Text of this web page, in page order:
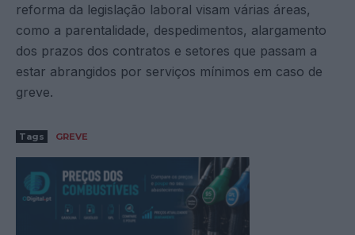
reforma da legislação laboral visam várias áreas,
como a parentalidade, despedimentos, alargamento
dos prazos dos contratos e setores que passam a
estar abrangidos por serviços mínimos em caso de
greve.
Tags GREVE